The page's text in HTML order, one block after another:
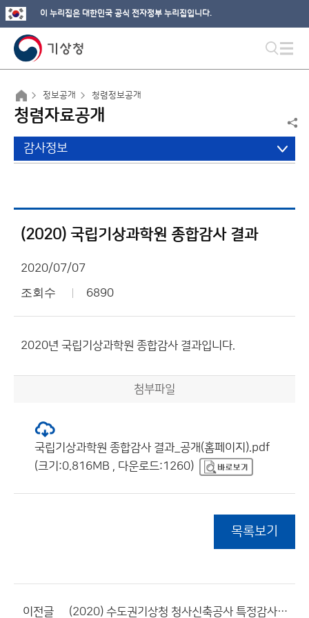
이 누리집은 대한민국 공식 전자정부 누리집입니다.
정보공개 청렴정보공개
청렴자료공개
감사정보
(2020) 국립기상과학원 종합감사 결과
2020/07/07
조회수 6890
2020년 국립기상과학원 종합감사 결과입니다.
첨부파일
국립기상과학원 종합감사 결과_공개(홈페이지).pdf
(크기:0.816MB , 다운로드:1260)
목록보기
이전글 (2020) 수도권기상청 청사신축공사 특정감사 결과